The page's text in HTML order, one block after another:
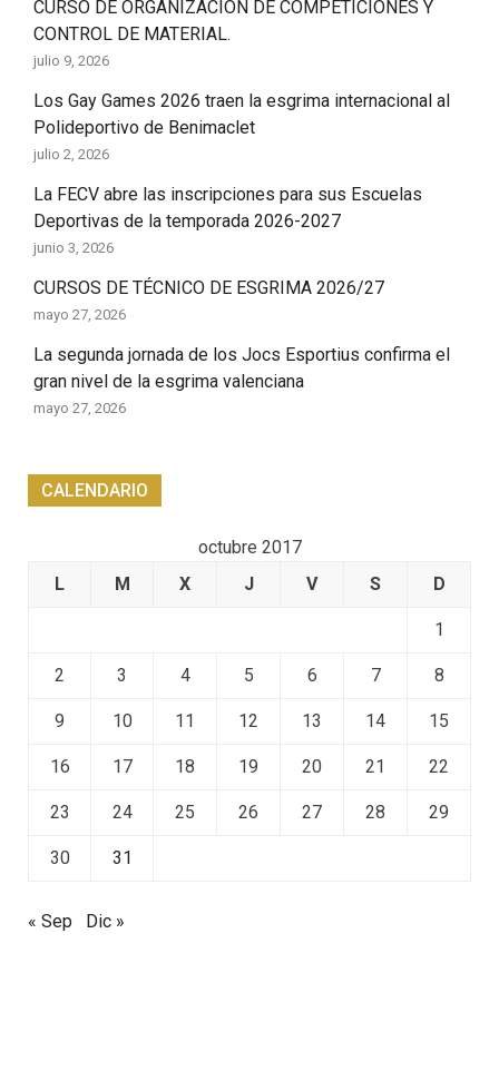
CURSO DE ORGANIZACIÓN DE COMPETICIONES Y
CONTROL DE MATERIAL.
julio 9, 2026
Los Gay Games 2026 traen la esgrima internacional al
Polideportivo de Benimaclet
julio 2, 2026
La FECV abre las inscripciones para sus Escuelas
Deportivas de la temporada 2026-2027
junio 3, 2026
CURSOS DE TÉCNICO DE ESGRIMA 2026/27
mayo 27, 2026
La segunda jornada de los Jocs Esportius confirma el
gran nivel de la esgrima valenciana
mayo 27, 2026
CALENDARIO
octubre 2017
L
M X J V S D
1
2 3 4 5 6 7 8
9 10 11 12 13 14 15
16 17 18 19 20 21 22
23 24 25 26 27 28 29
30 31
« Sep Dic »